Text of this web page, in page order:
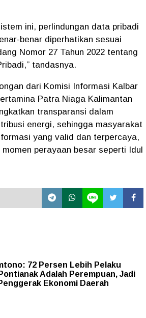
ini, perlindungan data pribadi
benar diperhatikan sesuai
Nomor 27 Tahun 2022 tentang
tandasnya.
dari Komisi Informasi Kalbar
Patra Niaga Kalimantan
transparansi dalam
energi, sehingga masyarakat
yang valid dan terpercaya,
perayaan besar seperti Idul
72 Persen Lebih Pelaku
Adalah Perempuan, Jadi
Ekonomi Daerah